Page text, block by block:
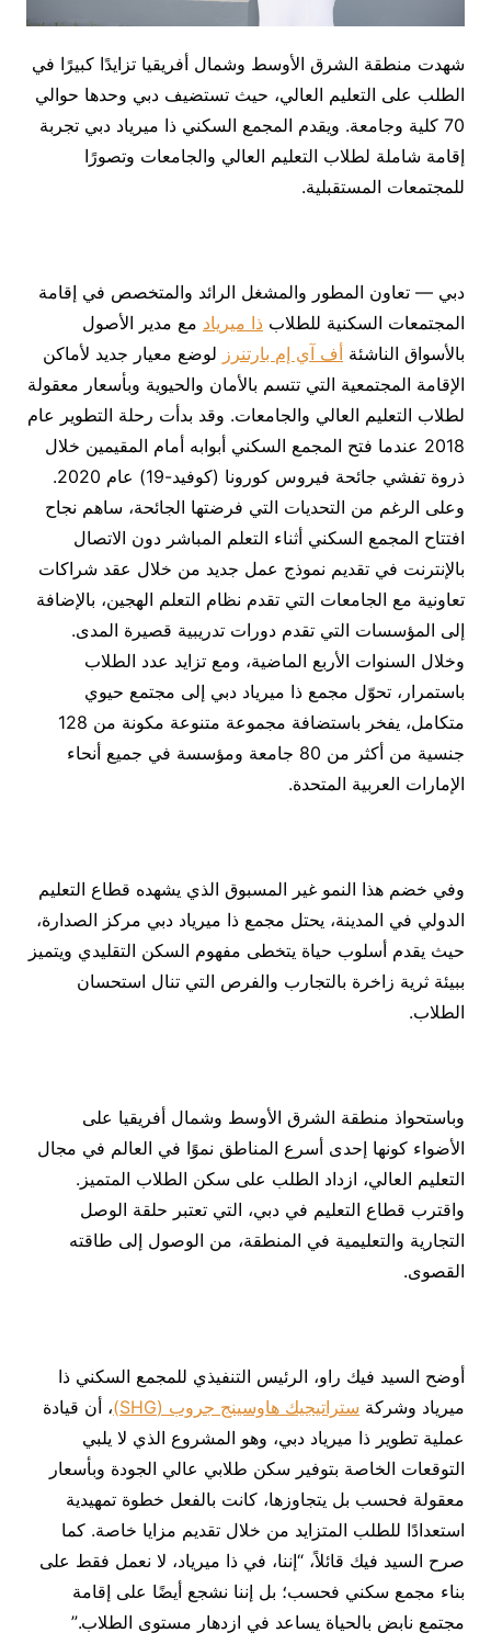
شهدت منطقة الشرق الأوسط وشمال أفريقيا تزايدًا كبيرًا في
الطلب على التعليم العالي، حيث تستضيف دبي وحدها حوالي
70 كلية وجامعة. ويقدم المجمع السكني ذا ميرياد دبي تجربة
إقامة شاملة لطلاب التعليم العالي والجامعات وتصورًا
للمجتمعات المستقبلية.
دبي — تعاون المطور والمشغل الرائد والمتخصص في إقامة
المجتمعات السكنية للطلاب ذا ميرياد مع مدير الأصول
بالأسواق الناشئة أف آي إم بارتنرز لوضع معيار جديد لأماكن
الإقامة المجتمعية التي تتسم بالأمان والحيوية وبأسعار معقولة
لطلاب التعليم العالي والجامعات. وقد بدأت رحلة التطوير عام
2018 عندما فتح المجمع السكني أبوابه أمام المقيمين خلال
ذروة تفشي جائحة فيروس كورونا (كوفيد-19) عام 2020.
وعلى الرغم من التحديات التي فرضتها الجائحة، ساهم نجاح
افتتاح المجمع السكني أثناء التعلم المباشر دون الاتصال
بالإنترنت في تقديم نموذج عمل جديد من خلال عقد شراكات
تعاونية مع الجامعات التي تقدم نظام التعلم الهجين، بالإضافة
إلى المؤسسات التي تقدم دورات تدريبية قصيرة المدى.
وخلال السنوات الأربع الماضية، ومع تزايد عدد الطلاب
باستمرار، تحوّل مجمع ذا ميرياد دبي إلى مجتمع حيوي
متكامل، يفخر باستضافة مجموعة متنوعة مكونة من 128
جنسية من أكثر من 80 جامعة ومؤسسة في جميع أنحاء
الإمارات العربية المتحدة.
وفي خضم هذا النمو غير المسبوق الذي يشهده قطاع التعليم
الدولي في المدينة، يحتل مجمع ذا ميرياد دبي مركز الصدارة،
حيث يقدم أسلوب حياة يتخطى مفهوم السكن التقليدي ويتميز
ببيئة ثرية زاخرة بالتجارب والفرص التي تنال استحسان
الطلاب.
وباستحواذ منطقة الشرق الأوسط وشمال أفريقيا على
الأضواء كونها إحدى أسرع المناطق نموًا في العالم في مجال
التعليم العالي، ازداد الطلب على سكن الطلاب المتميز.
واقترب قطاع التعليم في دبي، التي تعتبر حلقة الوصل
التجارية والتعليمية في المنطقة، من الوصول إلى طاقته
القصوى.
أوضح السيد فيك راو، الرئيس التنفيذي للمجمع السكني ذا
ميرياد وشركة ستراتيجيك هاوسينج جروب (SHG)
، أن قيادة
عملية تطوير ذا ميرياد دبي، وهو المشروع الذي لا يلبي
التوقعات الخاصة بتوفير سكن طلابي عالي الجودة وبأسعار
معقولة فحسب بل يتجاوزها، كانت بالفعل خطوة تمهيدية
استعدادًا للطلب المتزايد من خلال تقديم مزايا خاصة. كما
صرح السيد فيك قائلاً، “إننا، في ذا ميرياد، لا نعمل فقط على
بناء مجمع سكني فحسب؛ بل إننا نشجع أيضًا على إقامة
مجتمع نابض بالحياة يساعد في ازدهار مستوى الطلاب.”